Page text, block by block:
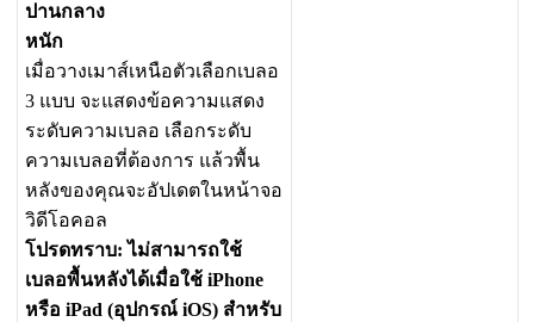
ปานกลาง
หนก
เมอวางเมาสเหนอตวเลอกเบลอ
3 แบบ จะแสดงขอความแสดง
ระดบความเบลอ เลอกระดบ
ความเบลอทตองการ แลวพน
หลงของคณจะอปเดตในหนาจอ
วดโอคอล
โปรดทราบ: ไมสามารถใช
เบลอพนหลงไดเมอใช iPhone
หรอ iPad (อปกรณ iOS) สหรบ